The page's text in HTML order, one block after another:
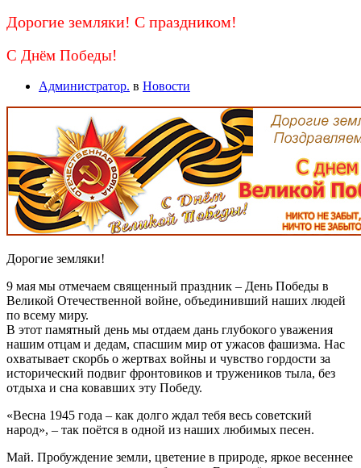
Дорогие земляки! С праздником!
С Днём Победы!
Администратор. в Новости
Дорогие земляки!
9 мая мы отмечаем священный праздник – День Победы в
Великой Отечественной войне, объединивший наших людей
по всему миру.
В этот памятный день мы отдаем дань глубокого уважения
нашим отцам и дедам, спасшим мир от ужасов фашизма. Нас
охватывает скорбь о жертвах войны и чувство гордости за
исторический подвиг фронтовиков и тружеников тыла, без
отдыха и сна ковавших эту Победу.
«Весна 1945 года – как долго ждал тебя весь советский
народ», – так поётся в одной из наших любимых песен.
Май. Пробуждение земли, цветение в природе, яркое весеннее